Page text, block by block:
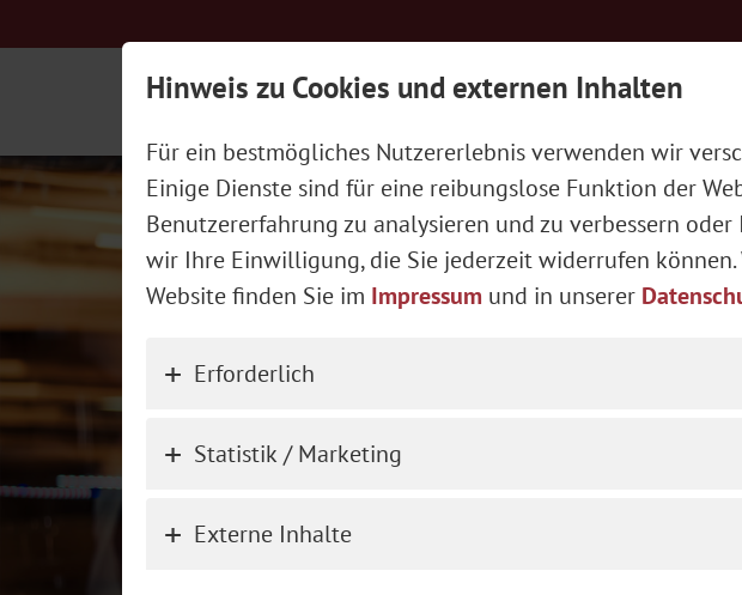
Unser Wirtshaus Unsere Küche
Hinweis zu Cookies und externen Inhalten
Für ein bestmögliches Nutzererlebnis verwenden wir
Einige Dienste sind für eine reibungslose Funktion der
Benutzererfahrung zu analysieren und zu verbessern
wir Ihre Einwilligung, die Sie jederzeit widerrufen
Website finden Sie im Impressum und in unserer
Erforderlich
Statistik / Marketing
Externe Inhalte